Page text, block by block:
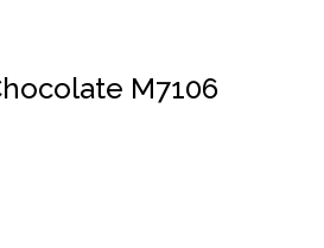
M7106